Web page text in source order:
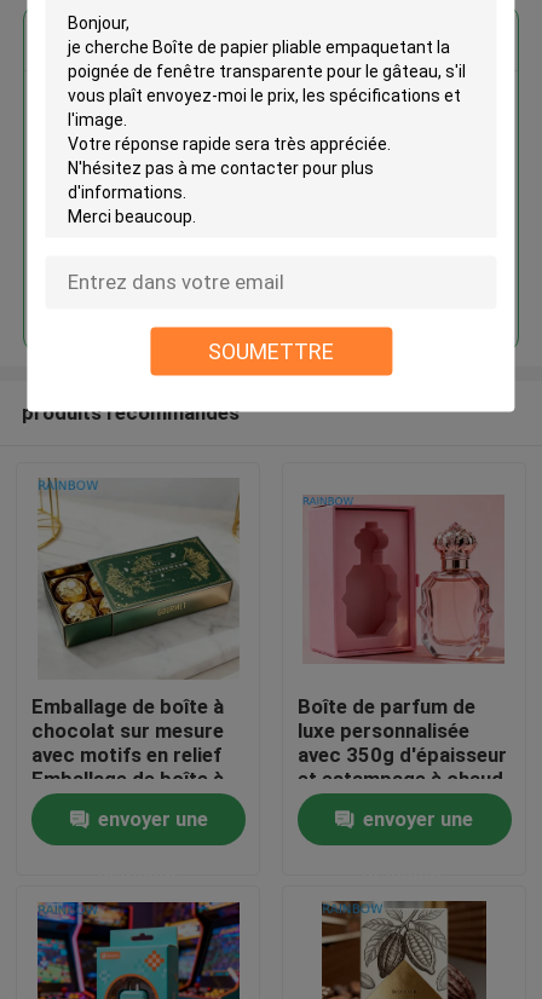
SOUMETTRE
À la maison
Produits
À propos de nous
Boîte de papier pliable
empaquetant la poignée de
fenêtre transparente pour le
Continuer
produits recommandés
Emballage de boîte à
chocolat sur mesure
avec motifs en relief
Emballage de boîte à
tiroirs de qualité
alimentaireenvoyer une
Boîte de parfum de
luxe personnalisée
avec 350g d'épaisseur
et estampage à chaud
pour emballage
cadeau premium
envoyer une